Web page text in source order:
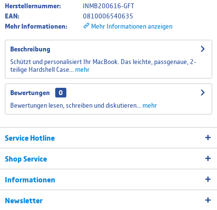
Herstellernummer:
INMB200616-GFT
EAN:
0810006540635
Mehr Informationen:
Mehr Informationen anzeigen
Beschreibung
Schützt und personalisiert Ihr MacBook. Das leichte, passgenaue, 2-
teilige Hardshell Case...
mehr
Bewertungen
0
Bewertungen lesen, schreiben und diskutieren...
mehr
Service Hotline
Shop Service
Informationen
Newsletter